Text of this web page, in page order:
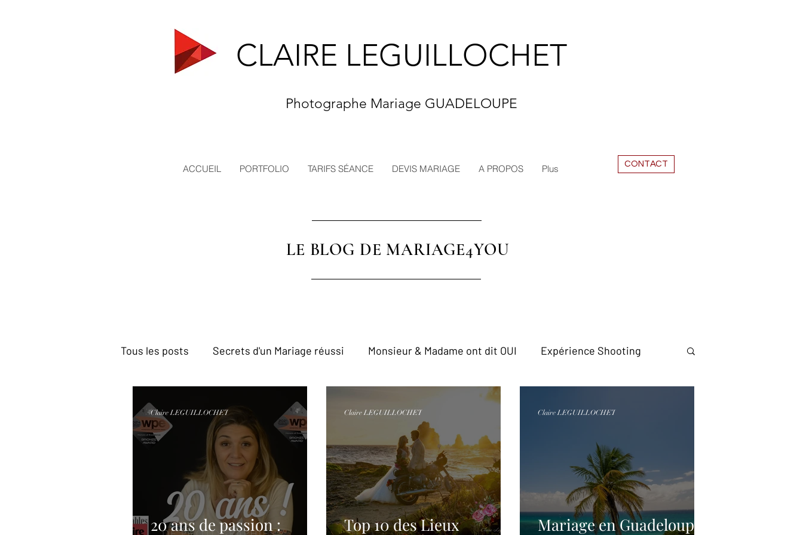
CLAIRE LEGUILLOCHET
Photographe Mariage GUADELOUPE
ACCUEIL PORTFOLIO TARIFS SÉANCE DEVIS MARIAGE A PROPOS Plus CONTACT
LE BLOG DE MARIAGE4YOU
Tous les posts Secrets d'un Mariage réussi Monsieur & Madame ont dit OUI Expérience Shooting
20 ans de passion :
Claire LEGUILLOCHET
Top 10 des Lieux
Claire LEGUILLOCHET
Mariage en Guadeloupe
Claire LEGUILLOCHET